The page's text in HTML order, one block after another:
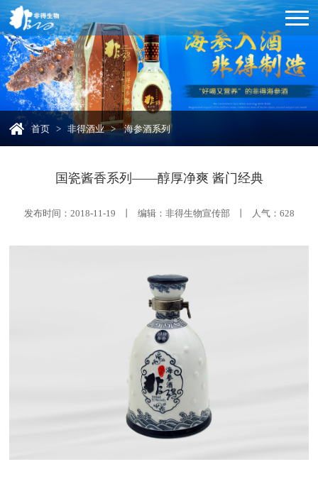
首页 > 非得酒业 >海参酒系列
国瓷酱香系列——醇厚净爽 酱门经典
发布时间：2018-11-19 丨 编辑：非得生物宣传部 丨 人气： 628